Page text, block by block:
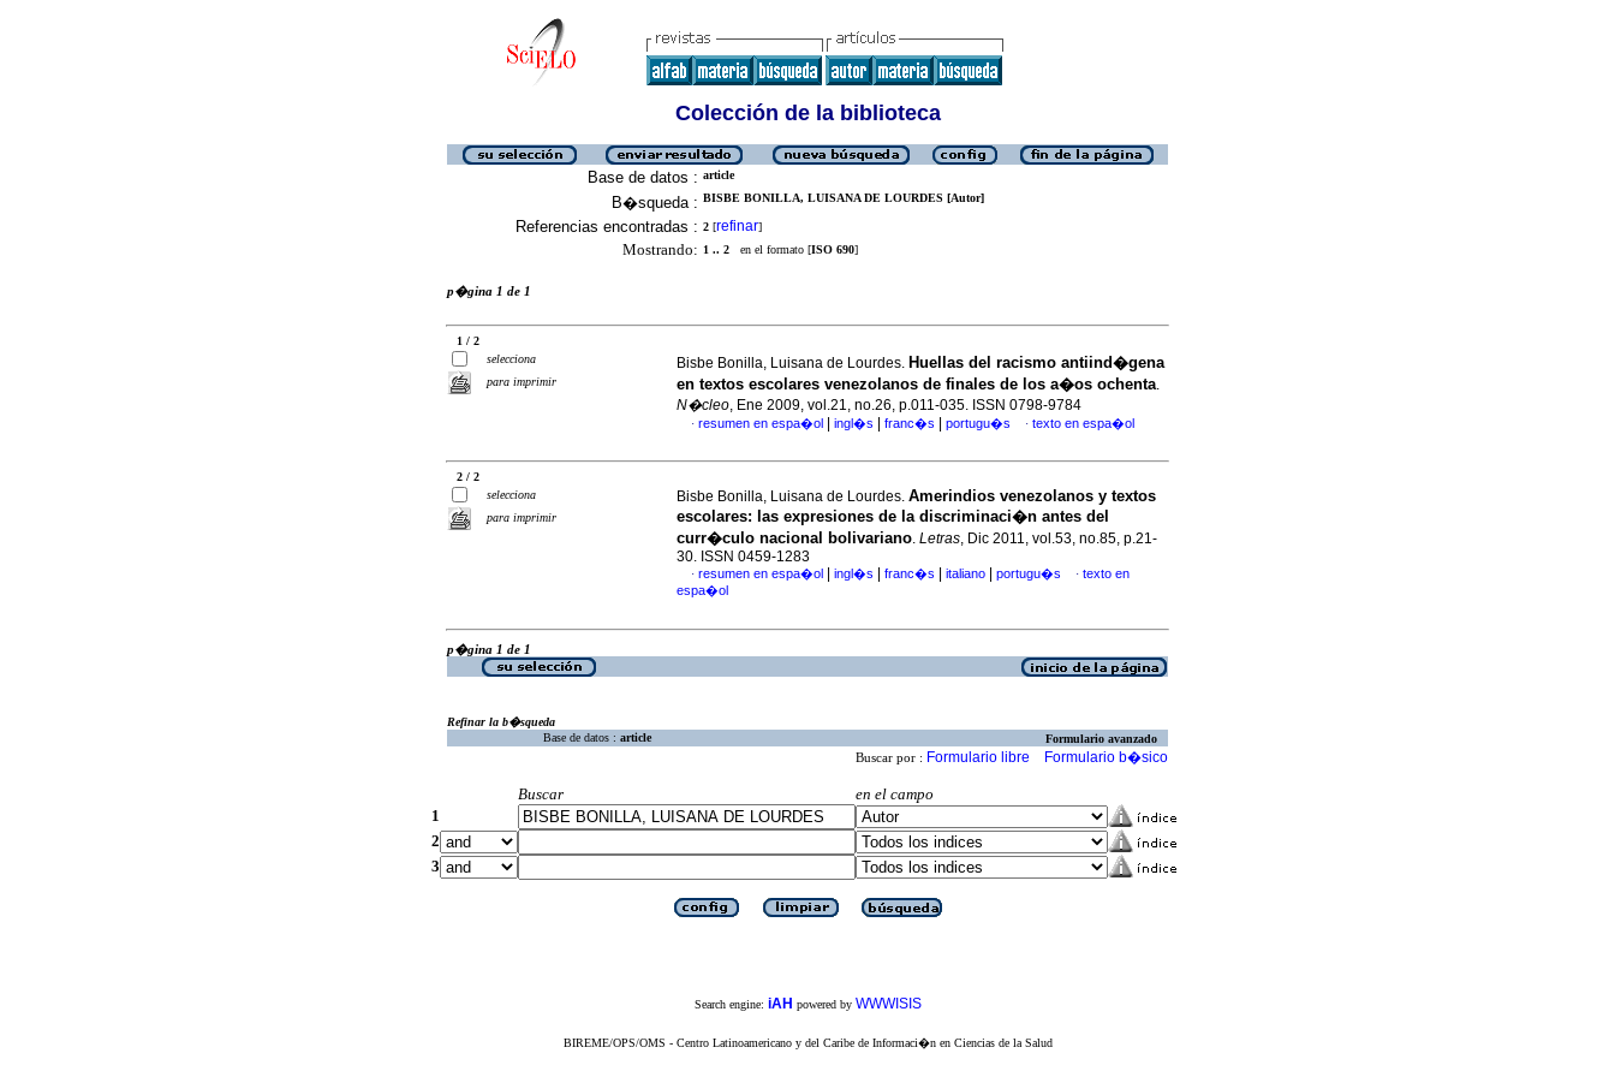
Colección de la biblioteca
Base de datos : article
B�squeda : BISBE BONILLA, LUISANA DE LOURDES [Autor]
Referencias encontradas : 2 [refinar]
Mostrando: 1 .. 2 en el formato [ISO 690]
p�gina 1 de 1
1 / 2
selecciona
para imprimir
Bisbe Bonilla, Luisana de Lourdes. Huellas del racismo antiind�gena
en textos escolares venezolanos de finales de los a�os ochenta.
N�cleo, Ene 2009, vol.21, no.26, p.011-035. ISSN 0798-9784
· resumen en espa�ol ingl�s franc�s portugu�s · texto en espa�ol
2 / 2
selecciona
para imprimir
Bisbe Bonilla, Luisana de Lourdes. Amerindios venezolanos y textos
escolares: las expresiones de la discriminaci�n antes del
curr�culo nacional bolivariano. Letras, Dic 2011, vol.53, no.85, p.21-
30. ISSN 0459-1283
· resumen en espa�ol ingl�s franc�s italiano portugu�s · texto en
espa�ol
p�gina 1 de 1
Refinar la b�squeda
Base de datos : article Formulario avanzado
Buscar por : Formulario libre Formulario b�sico
Buscar
en el campo
1
2
3
Search engine: iAH powered by WWWISIS
BIREME/OPS/OMS - Centro Latinoamericano y del Caribe de Informaci�n en Ciencias de la Salud